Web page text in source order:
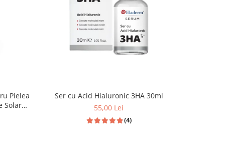
Solara
Ser cu Acid Hialuronic 3HA 30ml
55,00 Lei
(4)